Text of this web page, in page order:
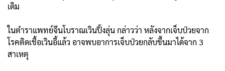
เดิม
ในตำราแพทย์จีนโบราณเวินปิ้งลุ่น กล่าวว่า หลังจากเจ็บป่วยจาก
โรคติดเชื้อเวินอี้แล้ว อาจพบอาการเจ็บป่วยกลับขึ้นมาได้จาก 3
สาเหตุ